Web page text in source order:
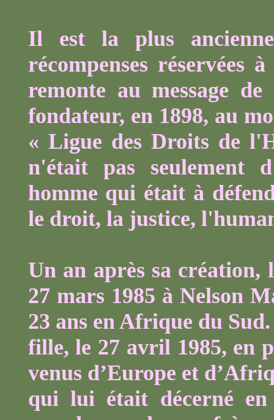
Il est la plus
récompenses réservées
remonte au message
fondateur, en 1898, au
« Ligue des Droits de
n'était pas seulement
homme qui était à
le droit, la justice,
Un an après sa
27 mars 1985 à Nelson
23 ans en Afrique du
fille, le 27 avril 1985, en
venus d’Europe et
qui lui était décerné